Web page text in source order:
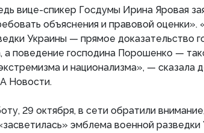
вице-спикер Госдумы Ирина Яровая
объяснения и правовой оценки».
Украины — прямое доказательство
а поведение господина Порошенко —
и национализма», — сказала
Новости.
29 октября, в сети обратили
эмблема военной разведки